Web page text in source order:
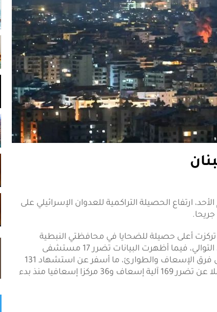
ارتفاع الحصيلة التراكمية للعدوان الإسرائيلي على
أعلى حصيلة للضحايا في محافظتي النبطية
والجنوب، اللتين سجلتا 6077 و6056 إصابة وشهيدا على التوالي، فيما أظهرت البيانات تضرر 17 مستشفى
وإغلاق 3 مستشفيات، إلى جانب تسجيل 166 اعتداء على فرق الإسعاف والطوارئ، ما أسفر عن استشهاد 131
من العاملين في القطاع الصحي وإصابة 386 آخرين، فضلا عن تضرر 169 آلية إسعاف و36 مركزا إسعافيا منذ بدء